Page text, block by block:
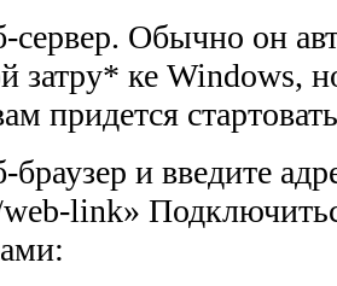
сервер. Обычно он
затру* ке Windows,
придется
браузер и введите
web-link»